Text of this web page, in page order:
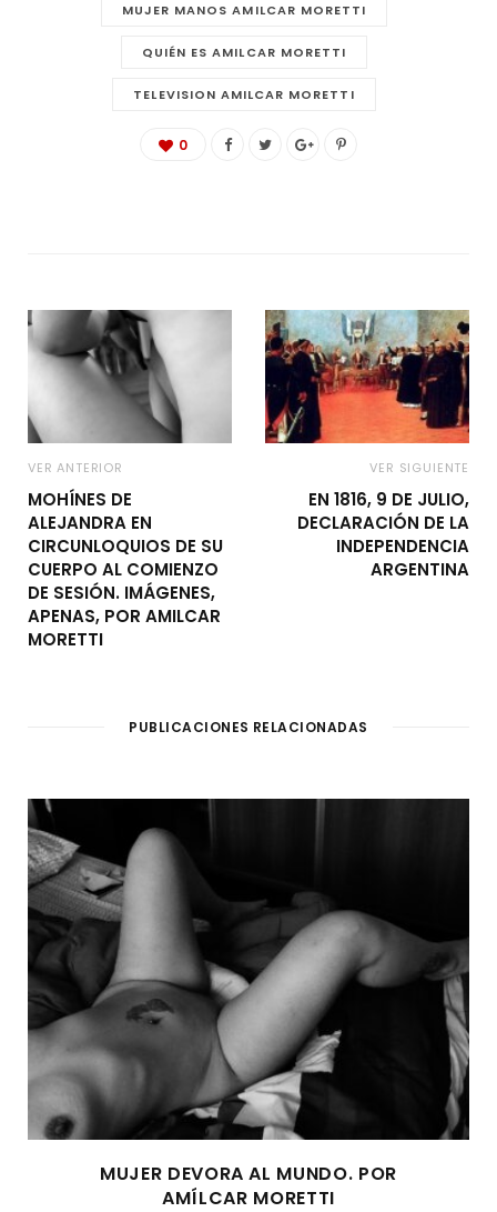
MUJER MANOS AMILCAR MORETTI
QUIÉN ES AMILCAR MORETTI
TELEVISION AMILCAR MORETTI
0
VER ANTERIOR
MOHÍNES DE
ALEJANDRA EN
CIRCUNLOQUIOS DE SU
CUERPO AL COMIENZO
DE SESIÓN. IMÁGENES,
APENAS, POR AMILCAR
MORETTI
VER SIGUIENTE
EN 1816, 9 DE JULIO,
DECLARACIÓN DE LA
INDEPENDENCIA
ARGENTINA
PUBLICACIONES RELACIONADAS
MUJER DEVORA AL MUNDO. POR
AMÍLCAR MORETTI